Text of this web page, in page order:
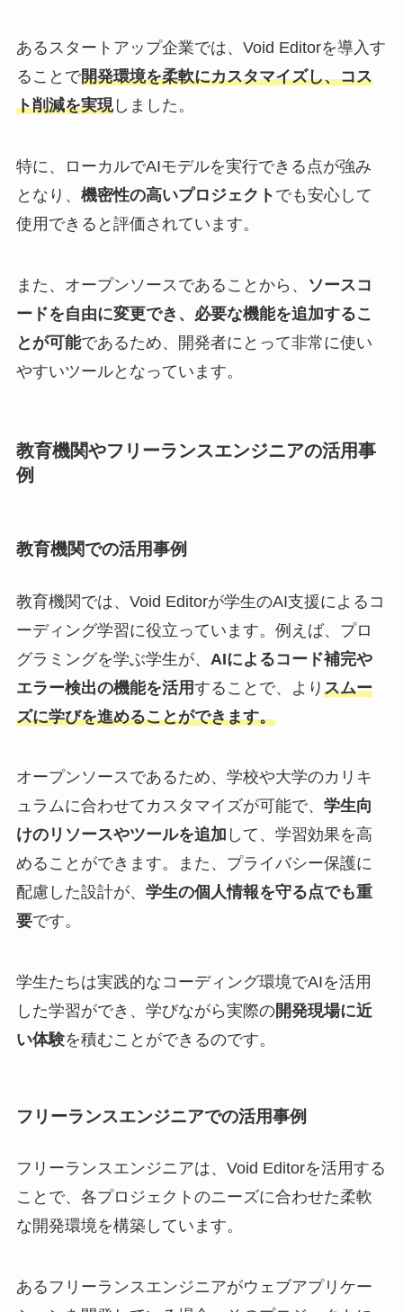
あるスタートアップ企業では、Void Editorを導入す
ることで開発環境を柔軟にカスタマイズし、コス
ト削減を実現しました。
特に、ローカルでAIモデルを実行できる点が強み
となり、 機密性の高いプロジェクト でも安心して
使用できると評価されています。
また、オープンソースであることから、
ソースコ
ードを自由に変更でき、必要な機能を追加するこ
とが可能であるため、開発者にとって非常に使い
やすいツールとなっています。
教育機関やフリーランスエンジニアの活用事
例
教育機関での活用事例
教育機関では、Void Editorが学生のAI支援によるコ
ーディング学習に役立っています。例えば、プロ
グラミングを学ぶ学生が、 AIによるコード補完や
エラー検出の機能を活用することで、より スムー
ズに学びを進めることができます。
オープンソースであるため、学校や大学のカリキ
ュラムに合わせてカスタマイズが可能で、 学生向
けのリソースやツールを追加 して、学習効果を高
めることができます。また、プライバシー保護に
配慮した設計が、 学生の個人情報を守る点でも重
要です。
学生たちは実践的なコーディング環境でAIを活用
した学習ができ、学びながら実際の開発現場に近
い体験を積むことができるのです。
フリーランスエンジニアでの活用事例
フリーランスエンジニアは、Void Editorを活用する
ことで、各プロジェクトのニーズに合わせた柔軟
な開発環境を構築しています。
あるフリーランスエンジニアがウェブアプリケー